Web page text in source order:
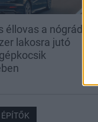
éllovas a nógrádi pici
lakosra jutó